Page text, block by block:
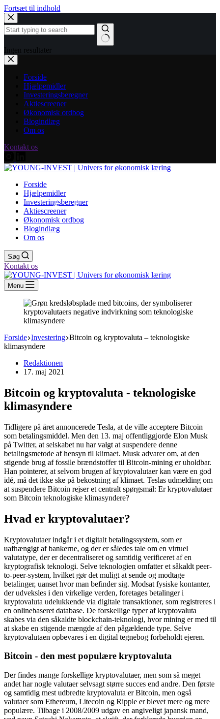
Fortsæt til indhold
Ingen resultater
Forside
Hjælpemidler
Investeringsberegner
Aktiescreener
Økonomisk ordbog
Blogindlæg
Om os
Kontakt os
Forside
Hjælpemidler
Investeringsberegner
Aktiescreener
Økonomisk ordbog
Blogindlæg
Om os
Søg
Kontakt os
Menu
Forside Investering Bitcoin og kryptovaluta – teknologiske
klimasyndere
Redaktionen
17. maj 2021
Bitcoin og kryptovaluta - teknologiske
klimasyndere
Tidligere på året annoncerede Tesla, at de ville acceptere Bitcoin
som betalingsmiddel. Men den 13. maj offentliggjorde Elon Musk
på Twitter, at selskabet nu har valgt at suspendere denne
betalingsmetode af hensyn til klimaet. Musk advarer om, at den
stigende brug af fossile brændstoffer til Bitcoin-mining er uholdbar.
Han pointerer, at selvom brugen af kryptovalutaer kan være en god
idé, må det ikke ske på bekostning af klimaet. Teslas udmelding om
at suspendere Bitcoin rejser et centralt spørgsmål: Er kryptovalutaer
som Bitcoin teknologiske klimasyndere?
Hvad er kryptovalutaer?
Kryptovalutaer indgår i et digitalt betalingssystem, som er
uafhængigt af bankerne, og der er således tale om en virtuel
valutatype, der er decentraliseret og samtidig verificeret af en
kryptografisk teknologi. Selve teknologien omfatter et såkaldt peer-
to-peer-system, hvilket gør det muligt at sende og modtage
betalinger, uanset hvor man befinder sig. Modsat fysiske kontanter,
der udveksles i den virkelige verden, foretages betalinger i
kryptovaluta udelukkende via digitale transaktioner, som registreres i
en onlinebaseret database. De forskellige typer af kryptovaluta
skabes via den såkaldte blockchain-teknologi, hvor mining er med til
at skabe en stigende mængde af den pågældende type. Selve
kryptovalutaen opbevares i en digital tegnebog forbeholdt ejeren.
Bitcoin - den mest populære kryptovaluta
Der findes mange forskellige kryptovalutaer, men som så meget
andet har nogle valutaer selvsagt større succes end andre. Den første
og samtidig mest udbredte kryptovaluta er Bitcoin, men også
valutaer som Ethereum, Litecoin og Ripple er blevet mere og mere
populære. Tilbage i 2008/2009 udgav en angiveligt japansk mand,